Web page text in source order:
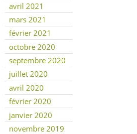
avril 2021
mars 2021
février 2021
octobre 2020
septembre 2020
juillet 2020
avril 2020
février 2020
janvier 2020
novembre 2019